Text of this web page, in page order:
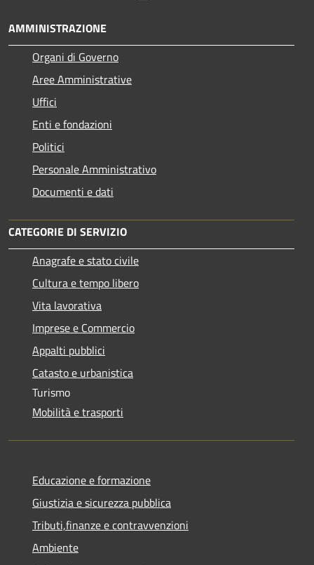
AMMINISTRAZIONE
Organi di Governo
Aree Amministrative
Uffici
Enti e fondazioni
Politici
Personale Amministrativo
Documenti e dati
CATEGORIE DI SERVIZIO
Anagrafe e stato civile
Cultura e tempo libero
Vita lavorativa
Imprese e Commercio
Appalti pubblici
Catasto e urbanistica
Turismo
Mobilità e trasporti
Educazione e formazione
Giustizia e sicurezza pubblica
Tributi,finanze e contravvenzioni
Ambiente